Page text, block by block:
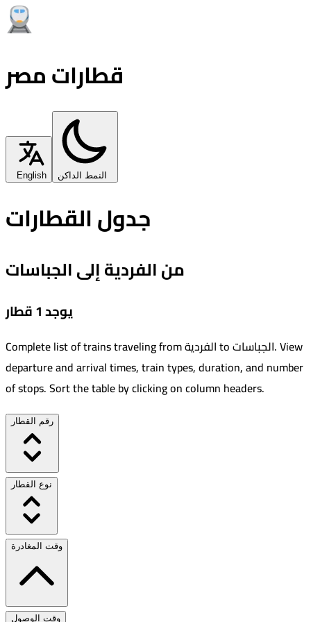
قطارات مصر
English النمط الداكن
جدول القطارات
من الفردية إلى الجباسات
يوجد 1 قطار
Complete list of trains traveling fromالفرديةtoالجباسات.View
departure and arrival times, train types, duration, and number
of stops. Sort the table by clicking on column headers.
رقم القطار
نوع القطار
وقت المغادرة
وقت الوصول